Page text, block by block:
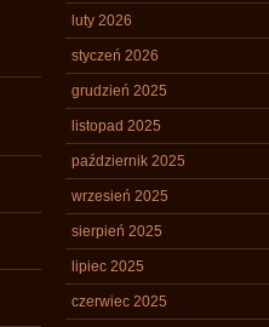
luty 2026
styczeń 2026
grudzień 2025
listopad 2025
październik 2025
wrzesień 2025
sierpień 2025
lipiec 2025
czerwiec 2025